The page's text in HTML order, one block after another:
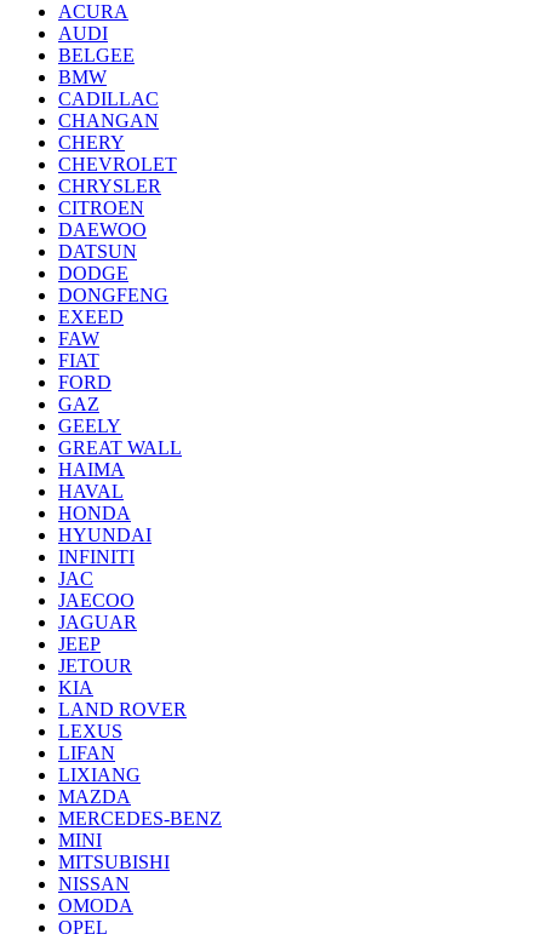
ACURA
AUDI
BELGEE
BMW
CADILLAC
CHANGAN
CHERY
CHEVROLET
CHRYSLER
CITROEN
DAEWOO
DATSUN
DODGE
DONGFENG
EXEED
FAW
FIAT
FORD
GAZ
GEELY
GREAT WALL
HAIMA
HAVAL
HONDA
HYUNDAI
INFINITI
JAC
JAECOO
JAGUAR
JEEP
JETOUR
KIA
LAND ROVER
LEXUS
LIFAN
LIXIANG
MAZDA
MERCEDES-BENZ
MINI
MITSUBISHI
NISSAN
OMODA
OPEL